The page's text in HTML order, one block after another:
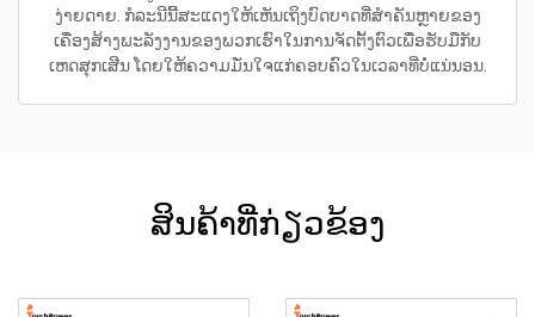
ງ່າຍດາຍ. ກໍລະນີນີ້ສະແດງໃຫ້ເຫັນເຖິງບົດບາດທີ່ສຳຄັນຫຼາຍຂອງ
ເຄື່ອງສ້າງພະລັງງານຂອງພວກເຮົາໃນການຈັດຕັ້ງຕົວເພື່ອຮັບມືກັບ
ເຫດສຸກເສີນ ໂດຍໃຫ້ຄວາມມັ່ນໃຈແກ່ຄອບຄົວໃນເວລາທີ່ບໍ່ແນ່ນອນ.
ສິນຄ້າທີ່ກ່ຽວຂ້ອງ